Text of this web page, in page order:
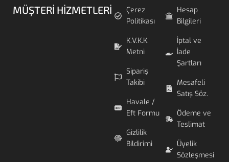
MÜŞTERI HIZMETLERI
Çerez
Politikası
K.V.K.K.
Metni
Sipariş
Takibi
Havale /
Eft Formu
Gizlilik
Bildirimi
Hesap
Bilgileri
İptal ve
İade
Şartları
Mesafeli
Satış Söz.
Ödeme ve
Teslimat
Üyelik
Sözleşmesi